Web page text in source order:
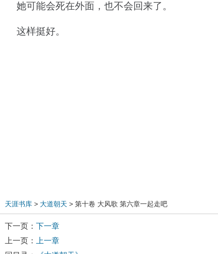
她可能会死在外面，也不会回来了。
这样挺好。
天涯书库 > 大道朝天 > 第十卷 大风歌 第六章一起走吧
下一页： 下一章
上一页：
上一章